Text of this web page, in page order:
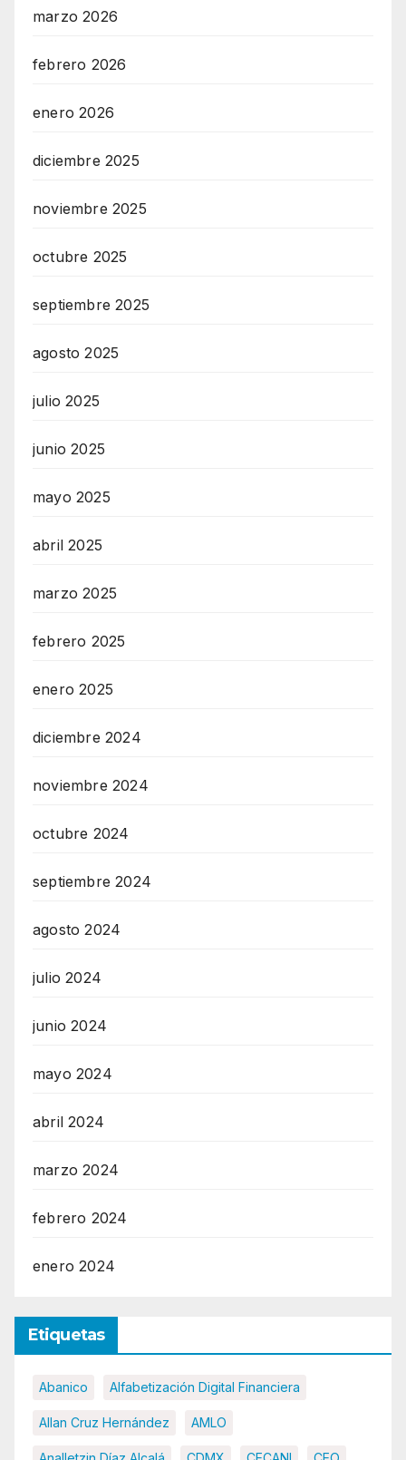
marzo 2026
febrero 2026
enero 2026
diciembre 2025
noviembre 2025
octubre 2025
septiembre 2025
agosto 2025
julio 2025
junio 2025
mayo 2025
abril 2025
marzo 2025
febrero 2025
enero 2025
diciembre 2024
noviembre 2024
octubre 2024
septiembre 2024
agosto 2024
julio 2024
junio 2024
mayo 2024
abril 2024
marzo 2024
febrero 2024
enero 2024
Etiquetas
Abanico Alfabetización Digital Financiera
Allan Cruz Hernández AMLO